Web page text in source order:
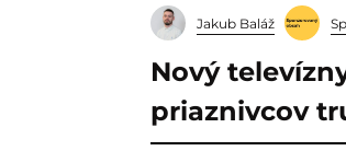
Jakub Baláž
Nový
priaznivcov